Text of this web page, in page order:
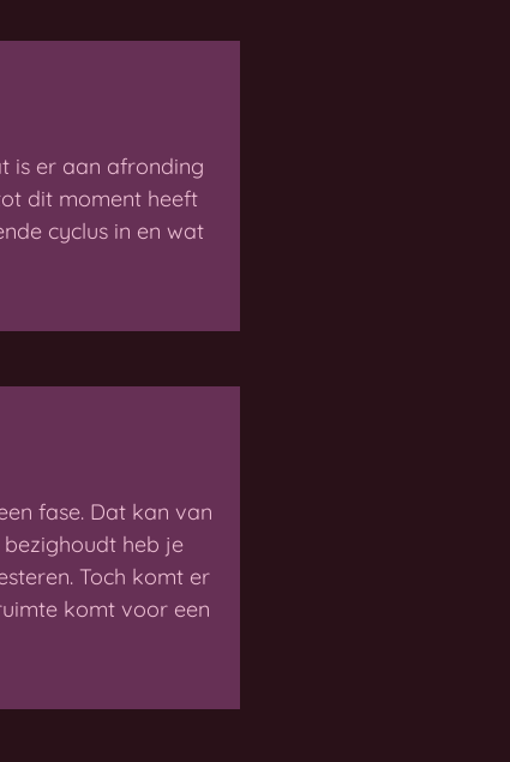
is er aan afronding
dit moment heeft
cyclus in en wat
fase. Dat kan van
heb je
Toch komt er
komt voor een